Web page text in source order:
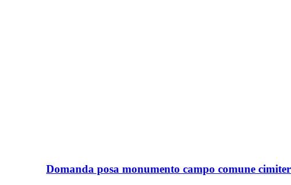
Domanda posa monumento campo comune